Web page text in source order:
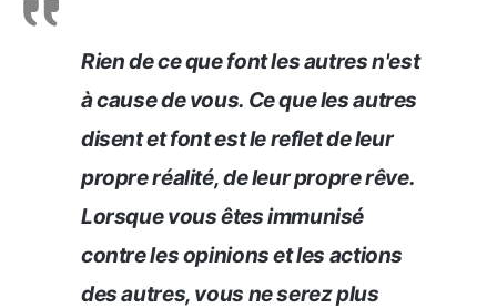
Rien de ce que font les autres n'est
à cause de vous. Ce que les autres
disent et font est le reflet de leur
propre réalité, de leur propre rêve.
Lorsque vous êtes immunisé
contre les opinions et les actions
des autres, vous ne serez plus